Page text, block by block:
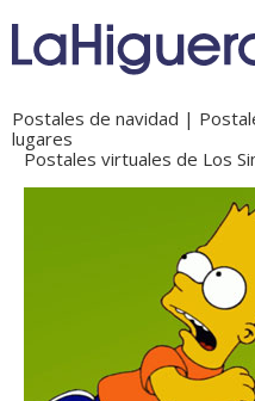
Postales de navidad |
lugares
Postales virtuales de Los